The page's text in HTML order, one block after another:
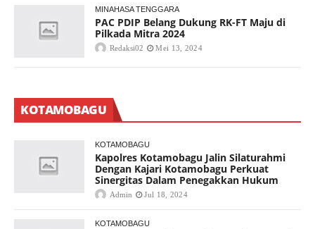
MINAHASA TENGGARA
PAC PDIP Belang Dukung RK-FT Maju di
Pilkada Mitra 2024
Redaksi02 Mei 13, 2024
KOTAMOBAGU
KOTAMOBAGU
Kapolres Kotamobagu Jalin Silaturahmi
Dengan Kajari Kotamobagu Perkuat
Sinergitas Dalam Penegakkan Hukum
Admin Jul 18, 2024
KOTAMOBAGU